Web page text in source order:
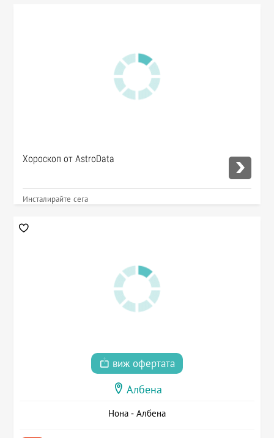
Хороскоп от AstroData
Инсталирайте сега
виж офертата
Албена
Нона - Албена